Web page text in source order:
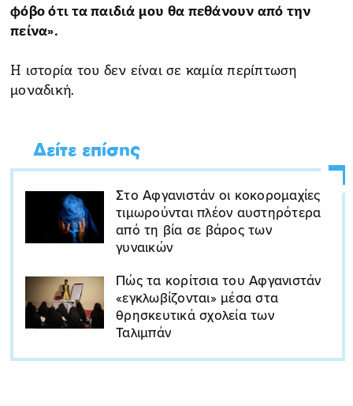
φόβο ότι τα παιδιά μου θα πεθάνουν από την
πείνα».
Η ιστορία του δεν είναι σε καμία περίπτωση
μοναδική.
Δείτε επίσης
Στο Αφγανιστάν οι κοκορομαχίες
τιμωρούνται πλέον αυστηρότερα
από τη βία σε βάρος των
γυναικών
Πώς τα κορίτσια του Αφγανιστάν
«εγκλωβίζονται» μέσα στα
θρησκευτικά σχολεία των
Ταλιμπάν